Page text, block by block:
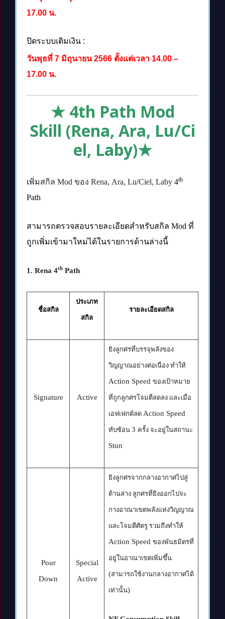
17.00 น.
ปิดระบบเติมเงิน :
วันพุธที่ 7 มิถุนายน 2566 ตั้งแต่เวลา 14.00 –
17.00 น.
★ 4th Path Mod
Skill (Rena, Ara, Lu/Ci
el, Laby)★
เพิ่มสกิล Mod ของ Rena, Ara, Lu/Ciel, Laby 4th
Path
สามารถตรวจสอบรายละเอียดสำหรับสกิล Mod ที่
ถูกเพิ่มเข้ามาใหม่ได้ในรายการด้านล่างนี้
1. Rena 4th Path
ชื่อสกิล
ประเภท
สกิล
รายละเอียดสกิล
Signature Active
ยิงลูกศรที่บรรจุพลังของ
วิญญาณอย่างต่อเนื่อง ทำให้
Action Speed ของเป้าหมาย
ที่ถูกลูกศรโจมตีลดลง และเมื่อ
เอฟเฟกต์ลด Action Speed
ทับซ้อน 3 ครั้ง จะอยู่ในสถานะ
Stun
Pour
Down
Special
Active
ยิงลูกศรจากกลางอากาศไปสู่
ด้านล่าง ลูกศรที่ยิงออกไปจะ
กางอาณาเขตพลังแห่งวิญญาณ
และโจมตีศัตรู รวมถึงทำให้
Action Speed ของพันธมิตรที่
อยู่ในอาณาเขตเพิ่มขึ้น
(สามารถใช้งานกลางอากาศได้
เท่านั้น)